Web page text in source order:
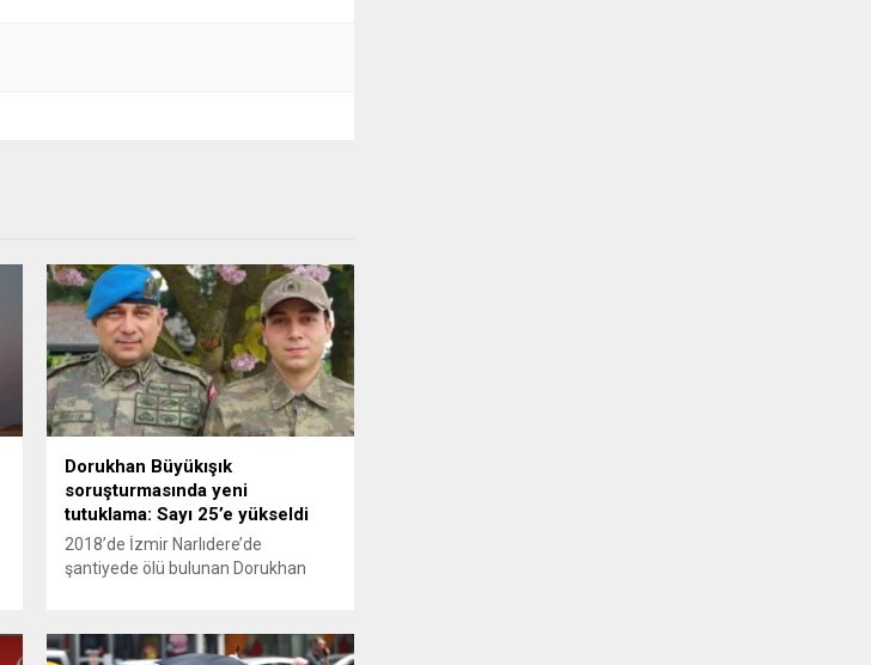
Dorukhan Büyükışık
soruşturmasında yeni
tutuklama: Sayı 25’e yükseldi
2018’de İzmir Narlıdere’de
şantiyede ölü bulunan Dorukhan
artmaya devam ediyor. Son olarak